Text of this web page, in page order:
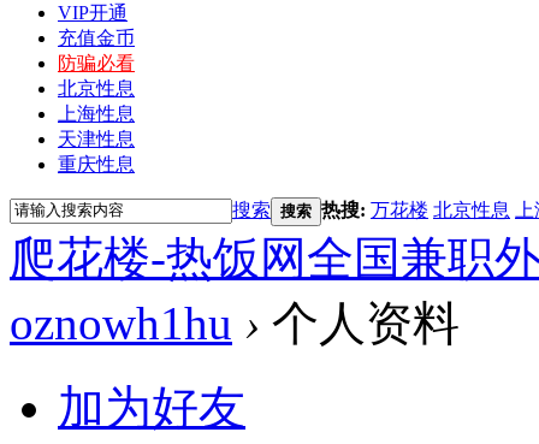
VIP开通
充值金币
防骗必看
北京性息
上海性息
天津性息
重庆性息
搜索 搜索 热搜: 万花楼 北京性息
爬花楼-热饭网全国兼职
oznowh1hu › 个人资料
加为好友